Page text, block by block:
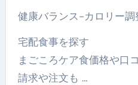
健康バランス-カロリー
宅配食事を探す
まごころケア食価格や口
請求や注文も …